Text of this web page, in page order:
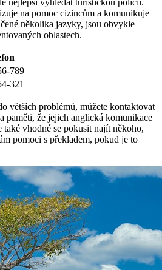
nejlepší vyhledat turistickou policii.
na pomoc cizincům a komunikuje
několika jazyky, jsou obvykle
oblastech.
789
321
větších problémů, můžete kontaktovat
paměti, že jejich anglická komunikace
vhodné se pokusit najít někoho,
pomoci s překladem, pokud je to